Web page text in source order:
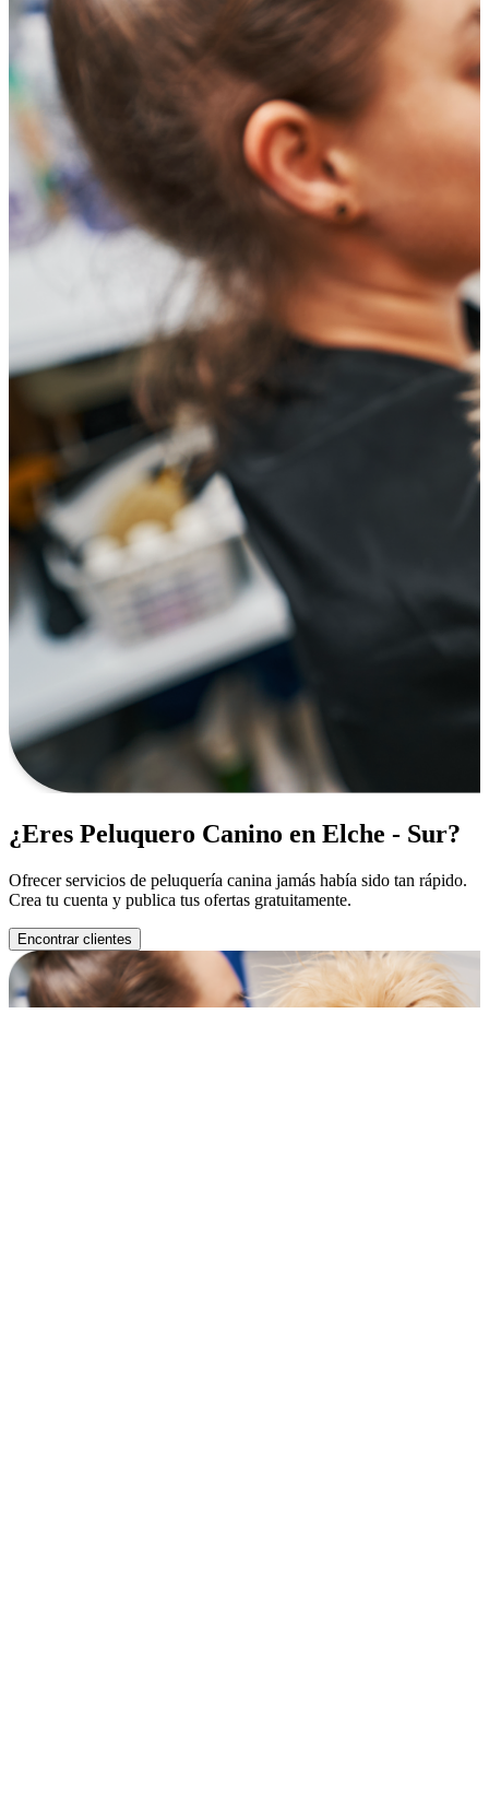
¿Eres Peluquero Canino en Elche - Sur?
Ofrecer servicios de peluquería canina jamás había sido tan rápido.
Crea tu cuenta y publica tus ofertas gratuitamente.
Encontrar clientes